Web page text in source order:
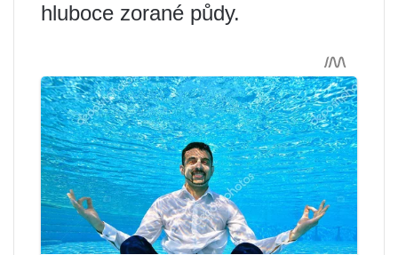
hluboce zorané půdy.